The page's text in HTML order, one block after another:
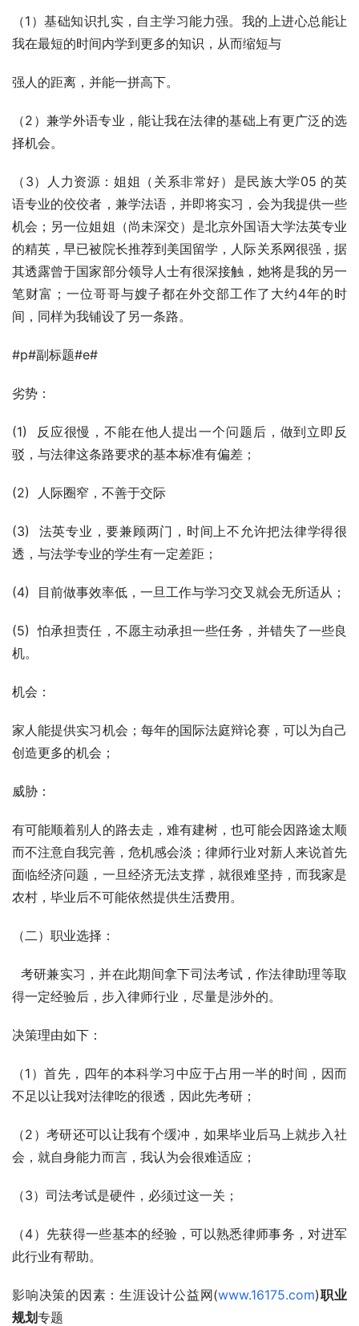
（1）基础知识扎实，自主学习能力强。我的上进心总能让
我在最短的时间内学到更多的知识，从而缩短与
强人的距离，并能一拼高下。
（2）兼学外语专业，能让我在法律的基础上有更广泛的选
择机会。
（3）人力资源：姐姐（关系非常好）是民族大学05 的英
语专业的佼佼者，兼学法语，并即将实习，会为我提供一些
机会；另一位姐姐（尚未深交）是北京外国语大学法英专业
的精英，早已被院长推荐到美国留学，人际关系网很强，据
其透露曾于国家部分领导人士有很深接触，她将是我的另一
笔财富；一位哥哥与嫂子都在外交部工作了大约4年的时
间，同样为我铺设了另一条路。
#p#副标题#e#
劣势：
(1)  反应很慢，不能在他人提出一个问题后，做到立即反
驳，与法律这条路要求的基本标准有偏差；
(2)  人际圈窄，不善于交际
(3)  法英专业，要兼顾两门，时间上不允许把法律学得很
透，与法学专业的学生有一定差距；
(4)  目前做事效率低，一旦工作与学习交叉就会无所适从；
(5)  怕承担责任，不愿主动承担一些任务，并错失了一些良
机。
机会：
家人能提供实习机会；每年的国际法庭辩论赛，可以为自己
创造更多的机会；
威胁：
有可能顺着别人的路去走，难有建树，也可能会因路途太顺
而不注意自我完善，危机感会淡；律师行业对新人来说首先
面临经济问题，一旦经济无法支撑，就很难坚持，而我家是
农村，毕业后不可能依然提供生活费用。
（二）职业选择：
考研兼实习，并在此期间拿下司法考试，作法律助理等取
得一定经验后，步入律师行业，尽量是涉外的。
决策理由如下：
（1）首先，四年的本科学习中应于占用一半的时间，因而
不足以让我对法律吃的很透，因此先考研；
（2）考研还可以让我有个缓冲，如果毕业后马上就步入社
会，就自身能力而言，我认为会很难适应；
（3）司法考试是硬件，必须过这一关；
（4）先获得一些基本的经验，可以熟悉律师事务，对进军
此行业有帮助。
影响决策的因素：生涯设计公益网(www.16175.com)职业
规划专题